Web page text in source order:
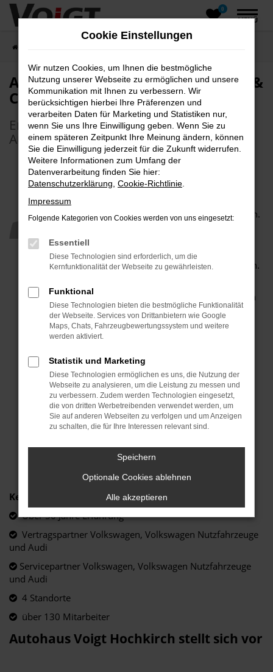
Zum
Hauptinhalt
0
MENÜ
Autohaus Voigt Hochkirch GmbH &
Co KG
Entdecken Sie unsere facettenreiche
Autowelt
Bei Autohaus Voigt Hochkirch in Hochkirch.
Kundenbetreuung. Kommen Sie doch
einfach vorbei oder rufen Sie uns an, wir
würden Sie gerne persönlich kennenlernen.
Geschäftsführer Autohaus Voigt Hochkirch
UNSERE ANSPRECHPARTNER
Keyfacts:
Über 50 Jahre Erfahrung
Vertragspartner Volkswagen, Volkswagen Nutzfahrzeuge
und Audi
Servicepartner Volkswagen, Volkswagen Nutzfahrzeuge
und Audi
4 Standorte
über 130 Mitarbeiter
Autohaus Voigt Hochkirch stellt sich vor
Cookie Einstellungen
Wir nutzen Cookies, um Ihnen die bestmögliche
Nutzung unserer Webseite zu ermöglichen und unsere
Kommunikation mit Ihnen zu verbessern. Wir
berücksichtigen hierbei Ihre Präferenzen und
verarbeiten Daten für Marketing und Statistiken nur,
wenn Sie uns Ihre Einwilligung geben. Wenn Sie zu
einem späteren Zeitpunkt Ihre Meinung ändern, können
Sie die Einwilligung jederzeit für die Zukunft widerrufen.
Weitere Informationen zum Umfang der
Datenverarbeitung finden Sie hier:
Datenschutzerklärung Cookie-Richtlinie
Impressum
Folgende Kategorien von Cookies werden von uns eingesetzt:
Essentiell
Diese Technologien sind erforderlich, um die
Kernfunktionalität der Webseite zu gewährleisten.
Funktional
Diese Technologien bieten die bestmögliche Funktionalität
der Webseite. Services von Drittanbietern wie Google
Maps, Chats, Fahrzeugbewertungssystem und weitere
werden aktiviert.
Statistik und Marketing
Diese Technologien ermöglichen es uns, die Nutzung der
Webseite zu analysieren, um die Leistung zu messen und
zu verbessern. Zudem werden Technologien eingesetzt,
die von dritten Werbetreibenden verwendet werden, um
Sie auf anderen Webseiten zu verfolgen und um Anzeigen
zu schalten, die für Ihre Interessen relevant sind.
Speichern
Optionale Cookies ablehnen
Alle akzeptieren